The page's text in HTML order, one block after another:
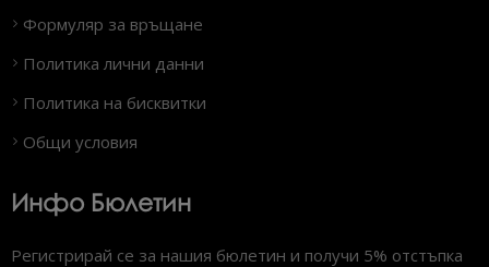
Формуляр за връщане
Политика лични данни
Политика на бисквитки
Общи условия
Инфо Бюлетин
Регистрирай се за нашия бюлетин и получи 5% отстъпка